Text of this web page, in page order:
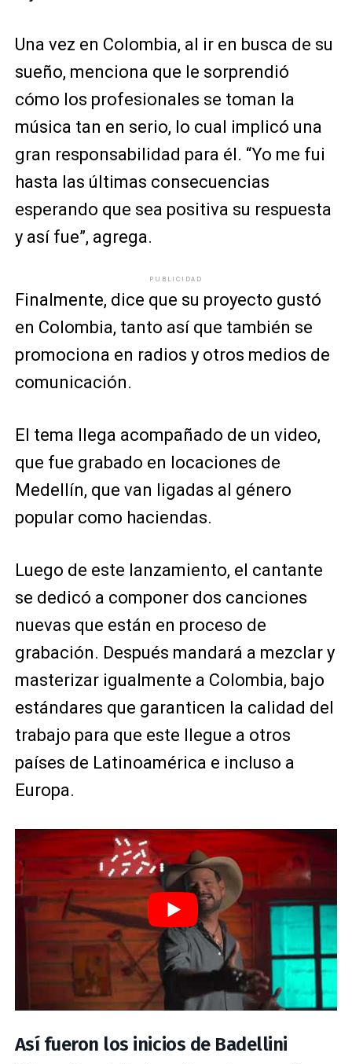
Una vez en Colombia, al ir en busca de su
sueño, menciona que le sorprendió
cómo los profesionales se toman la
música tan en serio, lo cual implicó una
gran responsabilidad para él. “Yo me fui
hasta las últimas consecuencias
esperando que sea positiva su respuesta
y así fue”, agrega.
PUBLICIDAD
Finalmente, dice que su proyecto gustó
en Colombia, tanto así que también se
promociona en radios y otros medios de
comunicación.
El tema llega acompañado de un video,
que fue grabado en locaciones de
Medellín, que van ligadas al género
popular como haciendas.
Luego de este lanzamiento, el cantante
se dedicó a componer dos canciones
nuevas que están en proceso de
grabación. Después mandará a mezclar y
masterizar igualmente a Colombia, bajo
estándares que garanticen la calidad del
trabajo para que este llegue a otros
países de Latinoamérica e incluso a
Europa.
Así fueron los inicios de Badellini